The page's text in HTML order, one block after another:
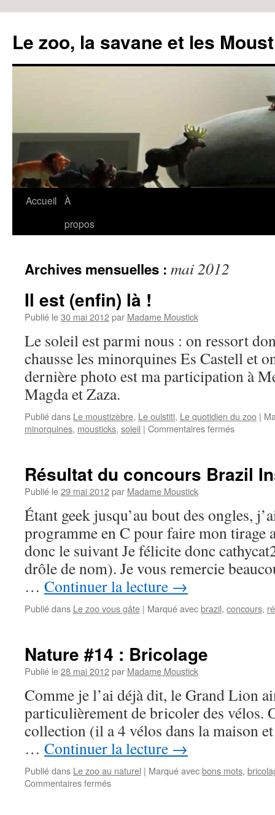
Le zoo, la savane et les
Aller
Accueil À
propos
Archives mensuelles : mai 2012
Il est (enfin) là !
Publié le30 mai 2012par Madame Moustick
Le soleil est parmi nous : on ressort
chausse les minorquines Es Castell et
dernière photo est ma participation à
Magda et Zaza.
Publié dans Le moustizèbre, Le ouistiti, Le quotidien du zoo |
minorquines, mousticks, soleil | Commentaires fermés
(enfin)
là
Résultat du concours Brazil
Publié le29 mai 2012par Madame Moustick
Étant geek jusqu’au bout des ongles,
programme en C pour faire mon tirage
donc le suivant Je félicite donc
drôle de nom). Je vous remercie
… Continuer la lecture →
Publié dans Le zoo vous gâte | Marqué avecbrazil, concours,
Nature #14 : Bricolage
Publié le28 mai 2012par Madame Moustick
Comme je l’ai déjà dit, le Grand Lion
particulièrement de bricoler des vélos.
collection (il a 4 vélos dans la maison
… Continuer la lecture →
Publié dans Le zoo au naturel | Marqué avecbons mots,
Commentaires fermés